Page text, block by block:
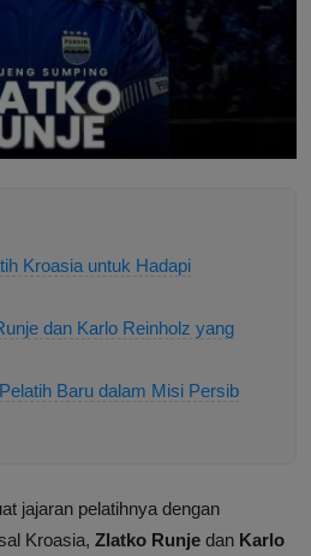
Kroasia untuk Hadapi
dan Karlo Reinholz yang
Baru dalam Misi Persib
jajaran pelatihnya dengan
Kroasia, Zlatko Runje dan Karlo